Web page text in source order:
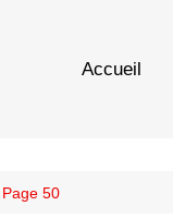
Accueil
Page 50